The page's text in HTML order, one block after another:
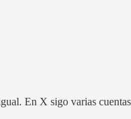
En X sigo varias